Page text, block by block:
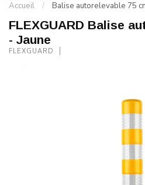
Accueil / Balise autorelevable 75
FLEXGUARD Balise
- Jaune
FLEXGUARD